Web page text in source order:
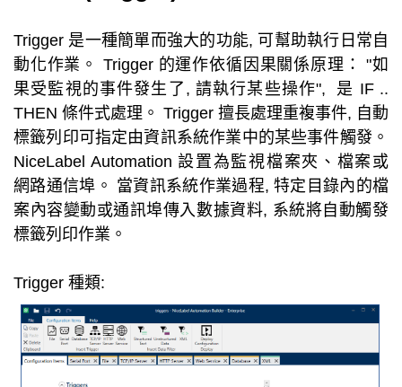
Trigger 是一種簡單而強大的功能, 可幫助執行日常自
動化作業。 Trigger 的運作依循因果關係原理： "如
果受監視的事件發生了, 請執行某些操作", 是 IF ..
THEN 條件式處理。 Trigger 擅長處理重複事件, 自動
標籤列印可指定由資訊系統作業中的某些事件觸發。
NiceLabel Automation 設置為監視檔案夾、檔案或
網路通信埠。 當資訊系統作業過程, 特定目錄內的檔
案內容變動或通訊埠傳入數據資料, 系統將自動觸發
標籤列印作業。
Trigger 種類: